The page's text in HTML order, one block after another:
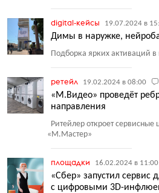
digital-кейсы 19.07.2024 в
Димы в наружке,
Подборка ярких активаций
ретейл 19.02.2024 в 08:00
«М.Видео» проведёт
направления
Ритейлер откроет
«М.Мастер»
площадки 16.02.2024 в 11:00
«Сбер» запустил сервис
с цифровыми 3D-